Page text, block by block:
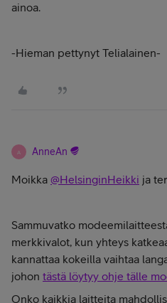
ainoa.
-Hieman pettynyt Telialainen-
A AnneAn
Moikka @HelsinginHeikki ja
Sammuvatko
merkkivalot, kun yhteys
kannattaa kokeilla vaihtaa
johon tästä löytyy ohje tälle
Onko kaikkia laitteita